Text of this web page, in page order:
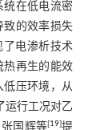
统在低电流密
致的效率损失
了电渗析技术
热再生的能效
低压环境，从
运行工况对乙
国辉等[19]提